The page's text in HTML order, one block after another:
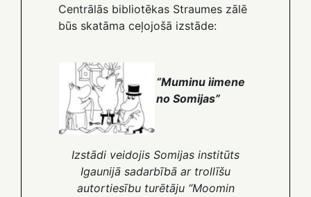
Centrālās bibliotēkas Straumes zālē
būs skatāma ceļojošā izstāde:
“Muminu ìimene
no Somijas”
Izstādi veidojis Somijas institūts
Igaunijā sadarbībā ar trollīšu
autortiesību turētāju “Moomin